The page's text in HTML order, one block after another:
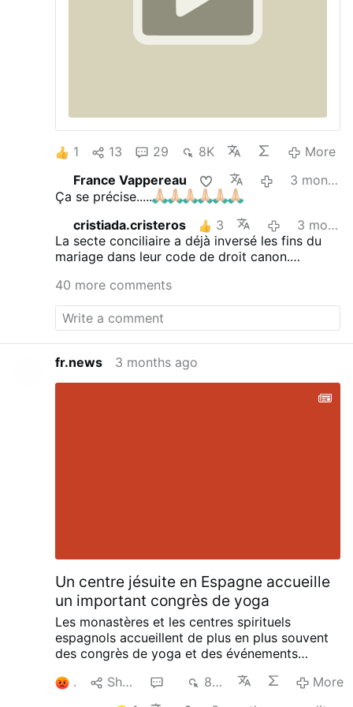
the church. And sad to say, the Synod
office is now just another public relations
arm of that pressure group."
1 13 29 8K
More
France Vappereau
3 months ago
Ça se précise.....
cristiada.cristeros
3
3 months ago
La secte conciliaire a déjà inversé les fins du
mariage dans leur code de droit canon.
Sodome.
40 more comments
fr.news 3 months ago
Un centre jésuite en Espagne accueille
un important congrès de yoga
Les monastères et les centres spirituels
espagnols accueillent de plus en plus souvent
des congrès de yoga et des événements
controverse en date est apparue au château de
Javier, en Navarre, lieu de naissance de saint
1 Share 809
More